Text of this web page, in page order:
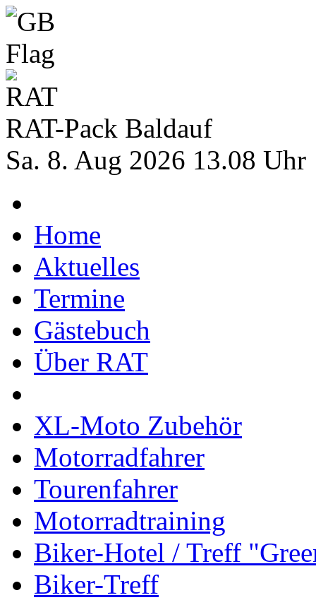
RAT-Pack Baldauf
Sa. 8. Aug 2026 13.08 Uhr
Home
Aktuelles
Termine
Gästebuch
Über RAT
XL-Moto Zubehör
Motorradfahrer
Tourenfahrer
Motorradtraining
Biker-Hotel / Treff
Biker-Treff